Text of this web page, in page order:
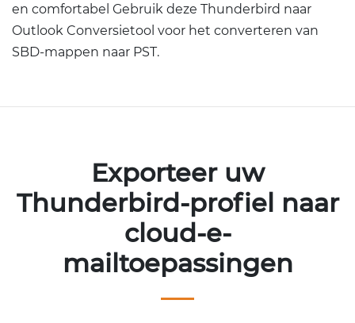
en comfortabel Gebruik deze Thunderbird naar
Outlook Conversietool voor het converteren van
SBD-mappen naar PST.
Exporteer uw
Thunderbird-profiel naar
cloud-e-
mailtoepassingen